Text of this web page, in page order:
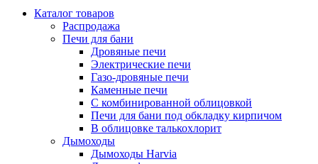
Каталог товаров
Распродажа
Печи для бани
Дровяные печи
Электрические печи
Газо-дровяные печи
Каменные печи
С комбинированной облицовкой
Печи для бани под обкладку кирпичом
В облицовке талькохлорит
Дымоходы
Дымоходы Harvia